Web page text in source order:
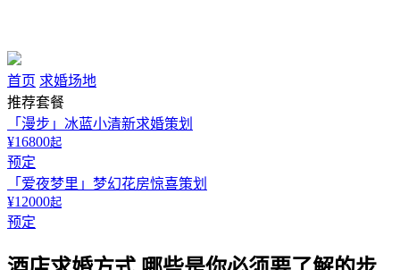
首页 求婚场地
推荐套餐
「漫步」冰蓝小清新求婚策划
¥16800起
预定
「爱夜梦里」梦幻花房惊喜策划
¥12000起
预定